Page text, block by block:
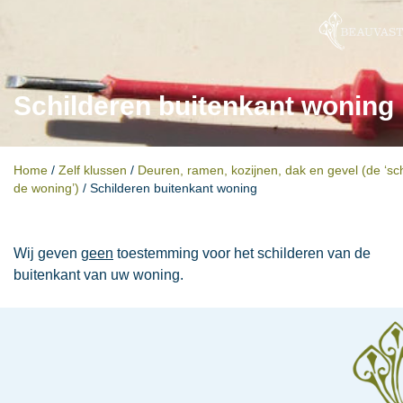
Schilderen buitenkant woning
Home / Zelf klussen / Deuren, ramen, kozijnen, dak en gevel (de
de woning’) / Schilderen buitenkant woning​
Wij geven geen toestemming voor het schilderen van de
buitenkant van uw woning.